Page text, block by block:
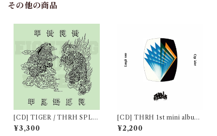
その他の商品
[CD] TIGER / THRH SPLI
T ALBUM "Fighting our up
sets" + THRH 1st mini albu
¥3,300
[CD] THRH 1st mini album
"Laugh now, Cry later"
¥2,200